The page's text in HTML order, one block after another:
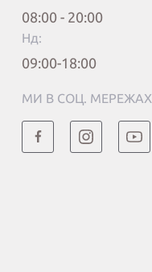
08:00 - 20:00
Нд:
09:00-18:00
МИ В СОЦ. МЕРЕЖАХ